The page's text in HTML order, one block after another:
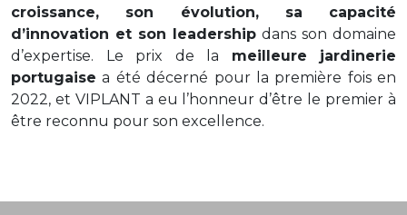
croissance, son évolution, sa capacité
d’innovation et son leadership dans son domaine
d’expertise. Le prix de la meilleure jardinerie
portugaise a été décerné pour la première fois en
2022, et VIPLANT a eu l’honneur d’être le premier à
être reconnu pour son excellence.